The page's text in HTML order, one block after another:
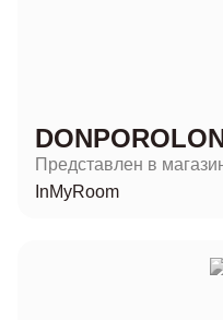
Представлен в
InMyRoom